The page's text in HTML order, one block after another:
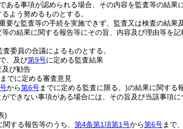
ある事項が認められる場合、その内容を監査等の結
よう努めるものとする。
要な監査等の手続を実施できず、監査又は検査の結
の結果に関する報告等にその旨、内容及び理由等を記
委員の合議によるものとする。
、及び第9号に定める監査結果
及び勧告
までに定める審査意見
から第6号までに定める監査に限る。)の結果に関する
できない事項がある場合には、その旨及び当該事項
)
する報告等のうち、 第4条第1項第1号から第6号まで